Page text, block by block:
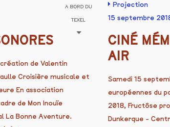
A BORD DU
TEXEL
de Valentin
Croisière musicale et
En association
de Mon Inouïe
La Bonne Aventure.
Projection
15 septembre
CINÉ
AIR
Samedi 15
européennes du
2018, Fructôse
Dunkerque -